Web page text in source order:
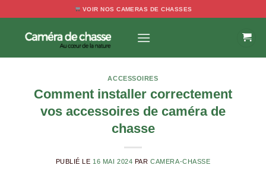
contenu
VOIR NOS CAMERAS DE CHASSES
ACCESSOIRES
Comment installer correctement
vos accessoires de caméra de
chasse
PUBLIÉ LE 16 MAI 2024 PARCAMERA-CHASSE